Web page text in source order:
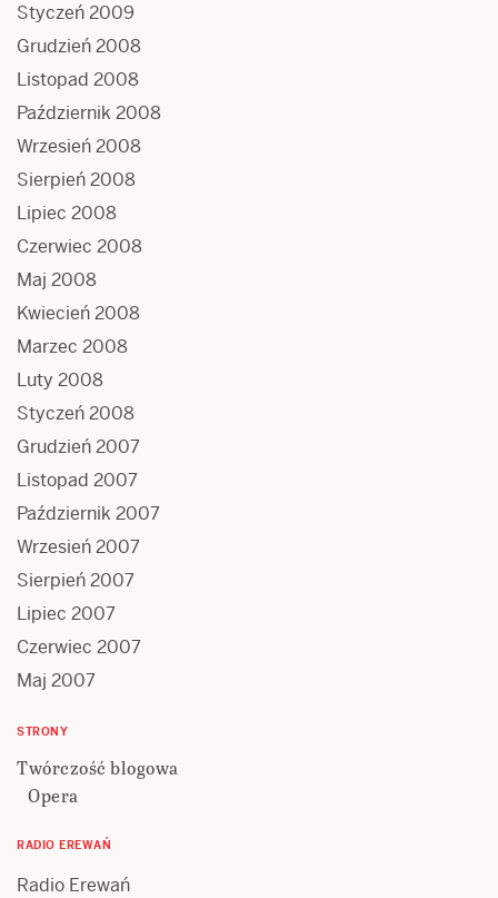
Styczeń 2009
Grudzień 2008
Listopad 2008
Październik 2008
Wrzesień 2008
Sierpień 2008
Lipiec 2008
Czerwiec 2008
Maj 2008
Kwiecień 2008
Marzec 2008
Luty 2008
Styczeń 2008
Grudzień 2007
Listopad 2007
Październik 2007
Wrzesień 2007
Sierpień 2007
Lipiec 2007
Czerwiec 2007
Maj 2007
STRONY
Twórczość blogowa
Opera
RADIO EREWAŃ
Radio Erewań